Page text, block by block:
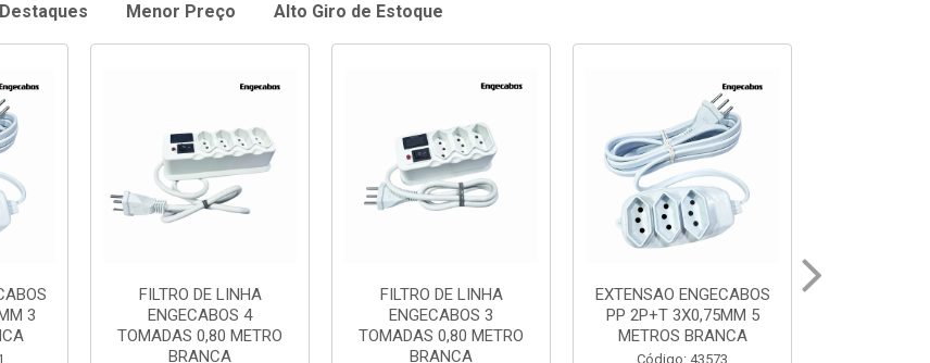
Destaques Menor Preço Alto Giro de Estoque
FILTRO DE LINHA
ENGECABOS 3
TOMADAS 0,80 METRO
BRANCA
EXTENSAO ENGECABOS
PP 2P+T 3X0,75MM 5
METROS BRANCA
Código: 43573
EXTENSAO ENGECABOS
PP 2P+T 3X0,75MM 3
METROS PRETA
Código: 43570